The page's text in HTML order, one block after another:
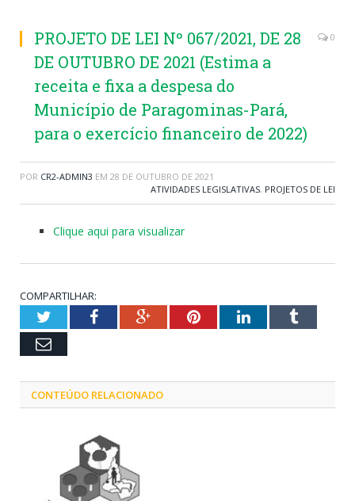
PROJETO DE LEI Nº 067/2021, DE 28
DE OUTUBRO DE 2021 (Estima a
receita e fixa a despesa do
Município de Paragominas-Pará,
para o exercício financeiro de 2022)
0
POR CR2-ADMIN3 EM 28 DE OUTUBRO DE 2021
ATIVIDADES LEGISLATIVAS, PROJETOS DE LEI
Clique aqui para visualizar
COMPARTILHAR:
TwitterFacebookGoogle+PinterestLinkedInTumblr
Email
CONTEÚDO RELACIONADO